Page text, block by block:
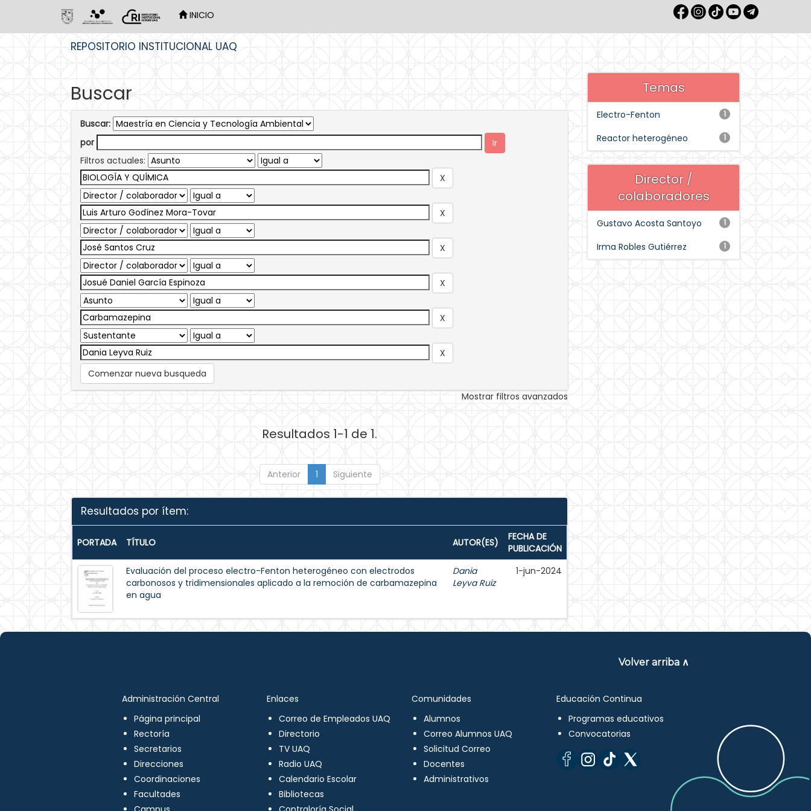
INICIO
REPOSITORIO INSTITUCIONAL UAQ
Buscar
Buscar:
por
Filtros actuales:
Comenzar nueva busqueda
Mostrar filtros avanzados
Resultados 1-1 de 1.
Anterior 1 Siguiente
Resultados por ítem:
PORTADA TÍTULO AUTOR(ES)
FECHA DE
PUBLICACIÓN
Evaluación del proceso electro-Fenton heterogéneo con electrodos
carbonosos y tridimensionales aplicado a la remoción de carbamazepina
en agua
Dania
Leyva Ruiz
1-jun-2024
Temas
1
Electro-Fenton
1
Reactor heterogéneo
Director /
colaboradores
1
Gustavo Acosta Santoyo
1
Irma Robles Gutiérrez
Volver arriba ∧
Administración Central
Página principal
Rectoría
Secretarios
Direcciones
Coordinaciones
Facultades
Enlaces
Correo de Empleados UAQ
Directorio
TV UAQ
Radio UAQ
Calendario Escolar
Bibliotecas
Comunidades
Alumnos
Correo Alumnos UAQ
Solicitud Correo
Docentes
Administrativos
Educación Continua
Programas educativos
Convocatorias